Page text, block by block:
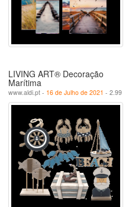
LIVING ART® Decoração
Marítima
www.aldi.pt - 16 de Julho de 2021 - 2.99